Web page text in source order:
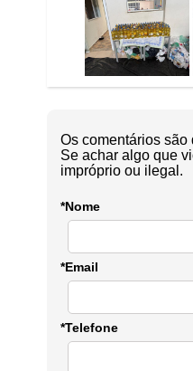
Os comentários
Se achar algo que
impróprio ou ilegal.
*Nome
*Email
*Telefone